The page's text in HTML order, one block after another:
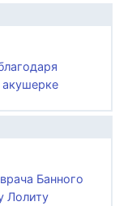
Банного
Лолиту